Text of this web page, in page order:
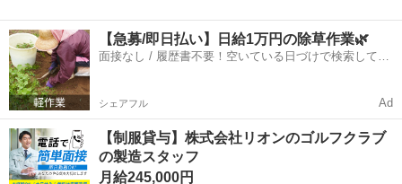
【急募/即日払い】日給1万円の除草作業🌿
面接なし / 履歴書不要！空いている日づけで検索して即
シェアフル Ad
【制服貸与】株式会社リオンのゴルフクラブ
の製造スタッフ
月給245,000円